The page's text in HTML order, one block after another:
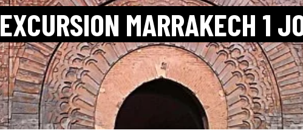
EXCURSION MARRAKECH 1